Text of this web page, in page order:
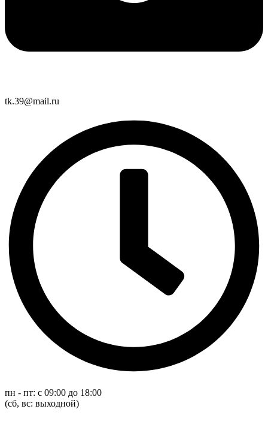
tk.39@mail.ru
пн - пт: с 09:00 до 18:00
(cб, вс: выходной)